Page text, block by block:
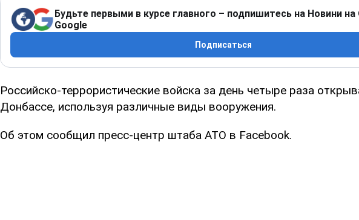
Будьте первыми в курсе главного – подпишитесь на Новини на
Google
Подписаться
Российско-террористические войска за день четыре раза
Донбассе, используя различные виды вооружения.
Об этом сообщил пресс-центр штаба АТО в Facebook.